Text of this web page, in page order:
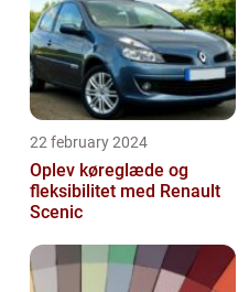
22 february 2024
Oplev køreglæde og
fleksibilitet med Renault
Scenic